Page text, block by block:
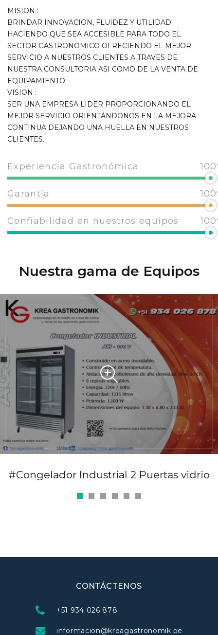
MISION :
BRINDAR INNOVACION, FLUIDEZ Y UTILIDAD
HACIENDO QUE SEA ACCESIBLE PARA TODO EL
SECTOR GASTRONOMICO OFRECIENDO EL MEJOR
SERVICIO A NUESTROS CLIENTES A TRAVES DE
NUESTRA CONSULTORIA ASI COMO DE LA VENTA DE
EQUIPAMIENTO.
VISION :
SER UNA EMPRESA LIDER PROPORCIONANDO EL
MEJOR SERVICIO ORIENTÁNDONOS EN LA MEJORA
CONTINUA DEJANDO UNA HUELLA EN NUESTROS
CLIENTES.
Experiencia Gastronómica 100
Garantía 100
Confiabilidad en nuestros equipos 100
Nuestra gama de Equipos
#Congelador Industrial 2 Puertas vidrio
CONTÁCTENOS
+51 934 026 878
informacion@kreagastronomik.pe